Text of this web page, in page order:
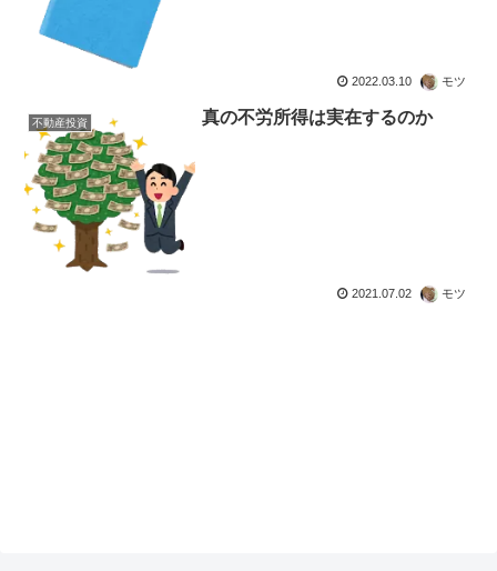
2022.03.10 モツ
不動産投資 真の不労所得は実在するのか
2021.07.02 モツ